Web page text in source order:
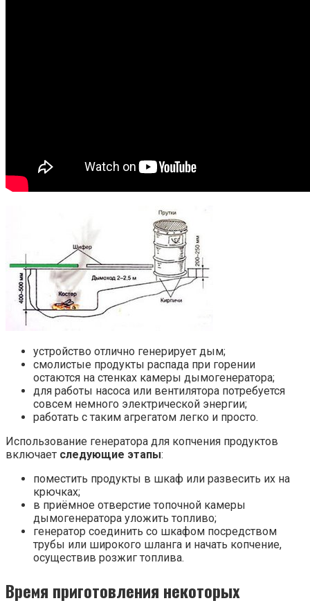
устройство отлично генерирует дым;
смолистые продукты распада при горении
остаются на стенках камеры дымогенератора;
для работы насоса или вентилятора потребуется
совсем немного электрической энергии;
работать с таким агрегатом легко и просто.
Использование генератора для копчения продуктов
включает следующие этапы:
поместить продукты в шкаф или развесить их на
крючках;
в приёмное отверстие топочной камеры
дымогенератора уложить топливо;
генератор соединить со шкафом посредством
трубы или широкого шланга и начать копчение,
осуществив розжиг топлива.
Время приготовления некоторых